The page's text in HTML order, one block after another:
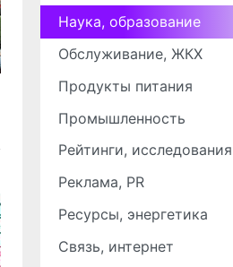
Наука, образование
Обслуживание, ЖКХ
Продукты питания
Промышленность
Рейтинги, исследования
Реклама, PR
Ресурсы, энергетика
Связь, интернет